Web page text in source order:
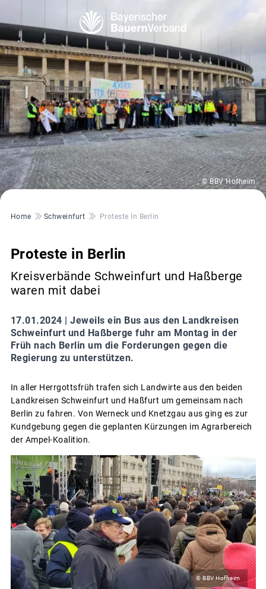
© BBV Hofheim
Pfadnavigation
Home Schweinfurt Proteste In Berlin
Proteste in Berlin
Kreisverbände Schweinfurt und Haßberge
waren mit dabei
17.01.2024 | Jeweils ein Bus aus den Landkreisen
Schweinfurt und Haßberge fuhr am Montag in der
Früh nach Berlin um die Forderungen gegen die
Regierung zu unterstützen.
In aller Herrgottsfrüh trafen sich Landwirte aus den beiden
Landkreisen Schweinfurt und Haßfurt um gemeinsam nach
Berlin zu fahren. Von Werneck und Knetzgau aus ging es zur
Kundgebung gegen die geplanten Kürzungen im Agrarbereich
der Ampel-Koalition.
© BBV Hofheim